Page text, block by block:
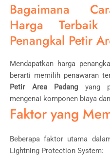
Bagaimana
Harga
Penangkal Petir
Mendapatkan harga
berarti memilih penawaran
Petir Area Padang yang
mengenai komponen biaya
Faktor yang
Beberapa faktor utama
Lightning Protection System: